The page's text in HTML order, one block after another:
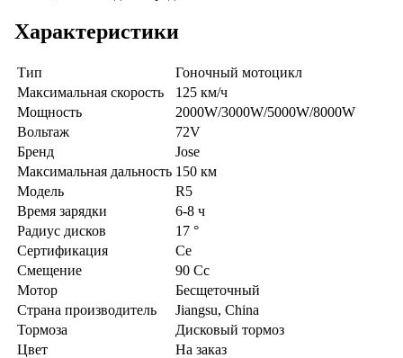
Характеристики
Тип
Гоночный мотоцикл
Максимальная скорость
125 км/ч
Мощность
2000W/3000W/5000W/8000W
Вольтаж
72V
Бренд
Jose
Максимальная дальность 150 км
Модель
R5
Время зарядки
6-8 ч
Радиус дисков
17 °
Сертификация
Ce
Смещение
90 Cc
Мотор
Бесщеточный
Страна производитель
Jiangsu, China
Тормоза
Дисковый тормоз
Цвет
На заказ